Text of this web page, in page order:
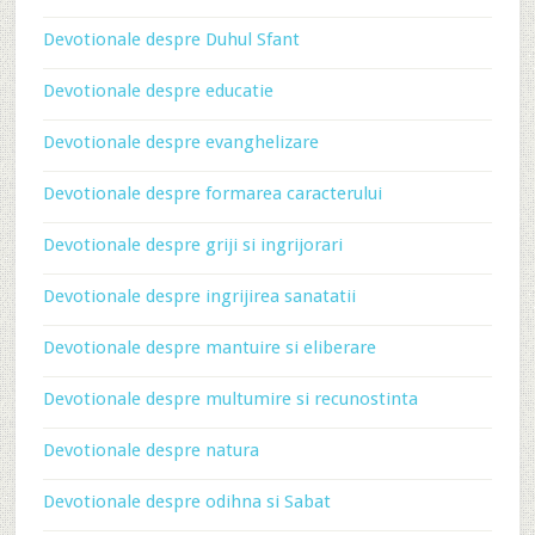
Devotionale despre Duhul Sfant
Devotionale despre educatie
Devotionale despre evanghelizare
Devotionale despre formarea caracterului
Devotionale despre griji si ingrijorari
Devotionale despre ingrijirea sanatatii
Devotionale despre mantuire si eliberare
Devotionale despre multumire si recunostinta
Devotionale despre natura
Devotionale despre odihna si Sabat